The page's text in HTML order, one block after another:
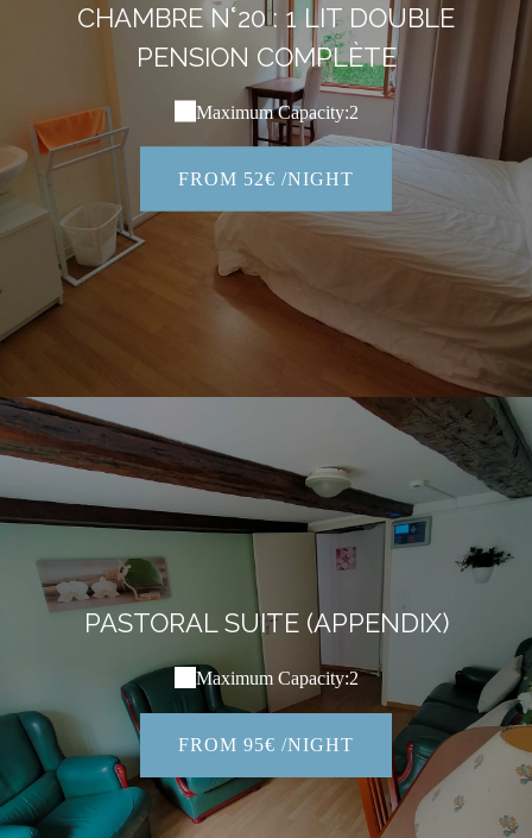
CHAMBRE N°20 : 1 LIT DOUBLE
PENSION COMPLÈTE
Maximum Capacity:2
FROM 52€ /NIGHT
PASTORAL SUITE (APPENDIX)
Maximum Capacity:2
FROM 95€ /NIGHT